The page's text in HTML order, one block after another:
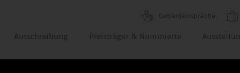
Gebärdensprache
Ausschreibung Preisträger & Nominierte